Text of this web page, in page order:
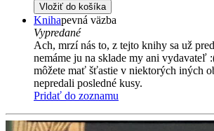
Vložiť do košíka
Knihapevná väzba
Vypredané
Ach, mrzí nás to, z tejto knihy sa už
nemáme ju na sklade my ani vydavateľ
môžete mať šťastie v niektorých iných
nepredali posledné kusy.
Pridať do zoznamu